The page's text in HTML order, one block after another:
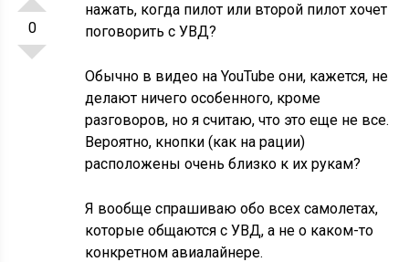
0
нажать, когда пилот или второй пилот хочет
поговорить с УВД?
Обычно в видео на YouTube они, кажется, не
делают ничего особенного, кроме
разговоров, но я считаю, что это еще не все.
Вероятно, кнопки (как на рации)
расположены очень близко к их рукам?
Я вообще спрашиваю обо всех самолетах,
которые общаются с УВД, а не о каком-то
конкретном авиалайнере.